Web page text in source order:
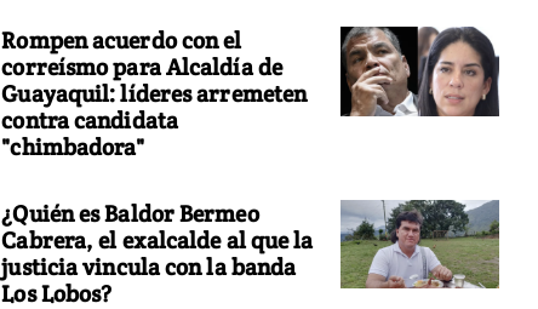
Rompen acuerdo con el
correísmo para Alcaldía de
Guayaquil: líderes arremeten
contra candidata
"chimbadora"
¿Quién es Baldor Bermeo
Cabrera, el exalcalde al que la
justicia vincula con la banda
Los Lobos?